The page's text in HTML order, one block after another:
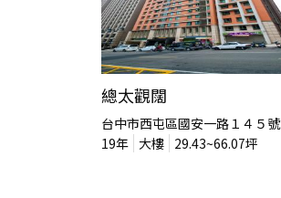
總太觀闊
台中市西屯區國安一路１４５號
19年 大樓 29.43~66.07坪